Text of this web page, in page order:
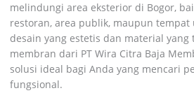
melindungi area eksterior di Bogor,
restoran, area publik, maupun tempat
desain yang estetis dan material yang
membran dari PT Wira Citra Baja
solusi ideal bagi Anda yang mencari
fungsional.